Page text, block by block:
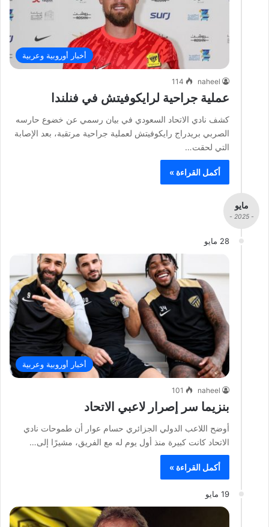
أخبار أوروبية وعربية
naheel
114
عملية جراحية لرايكوفيتش في فنلندا
كشف نادي الاتحاد السعودي في بيان رسمي عن خضوع حارسه
الصربي بريدراج رايكوفيتش لعملية جراحية مرتقبة، بعد الإصابة
التي لحقت…
أكمل القراءة »
مايو
- 2025 -
28 مايو
أخبار أوروبية وعربية
naheel
101
بنزيما سر إصرار لاعبي الاتحاد
أوضح اللاعب الدولي الجزائري حسام عوار أن طموحات نادي
الاتحاد كانت كبيرة منذ أول يوم له مع الفريق، مشيرًا إلى…
أكمل القراءة »
19 مايو